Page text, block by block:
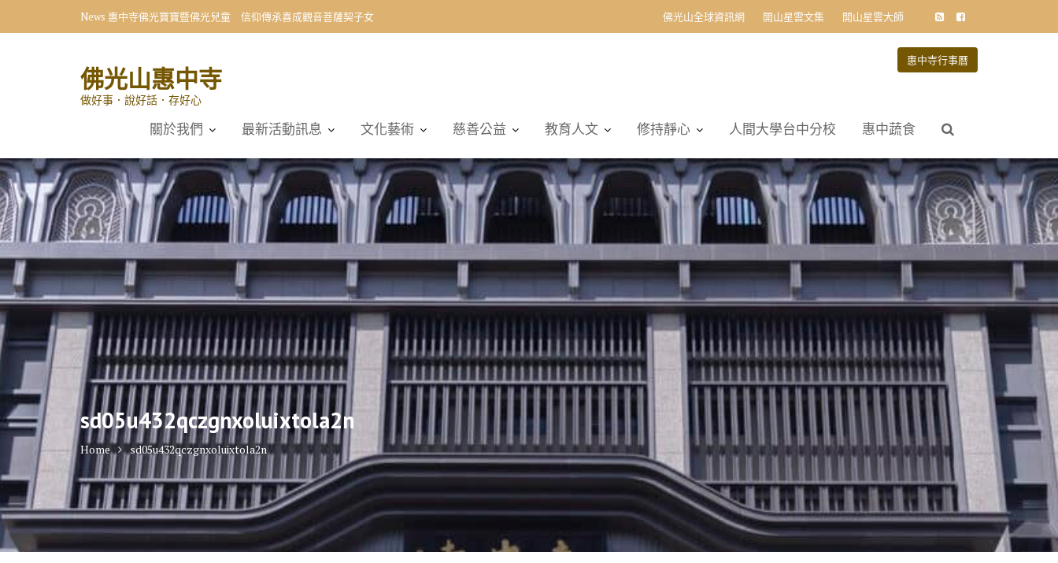
News 惠中寺佛光寶寶暨佛光兒童 信仰傳承喜成觀音菩薩契子女 佛光山全球資訊網 開山星雲文集 開山星雲大師
佛光山惠中寺
做好事．說好話．存好心
惠中寺行事曆
關於我們 最新活動訊息 文化藝術 慈善公益 教育人文 修持靜心 人間大學台中分校 惠中蔬食
sd05u432qczgnxoluixtola2n
Home sd05u432qczgnxoluixtola2n